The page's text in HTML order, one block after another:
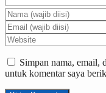
Simpan nama, email,
untuk komentar saya